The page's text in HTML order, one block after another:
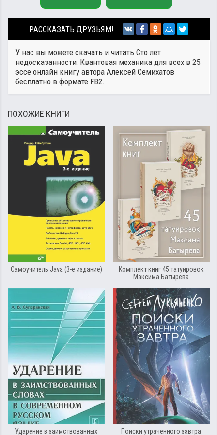
РАССКАЗАТЬ ДРУЗЬЯМ!
У нас вы можете скачать и читать Сто лет
недосказанности: Квантовая механика для всех в 25
эссе онлайн книгу автора Алексей Семихатов
бесплатно в формате FB2.
ПОХОЖИЕ КНИГИ
Самоучитель Java (3-е издание)
Комплект книг 45 татуировок
Максима Батырева
Ударение в заимствованных Поиски утраченного завтра